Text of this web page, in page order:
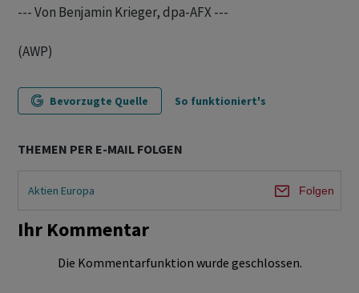
--- Von Benjamin Krieger, dpa-AFX ---
(AWP)
Bevorzugte Quelle So funktioniert's
THEMEN PER E-MAIL FOLGEN
Aktien Europa Folgen
Ihr Kommentar
Die Kommentarfunktion wurde geschlossen.